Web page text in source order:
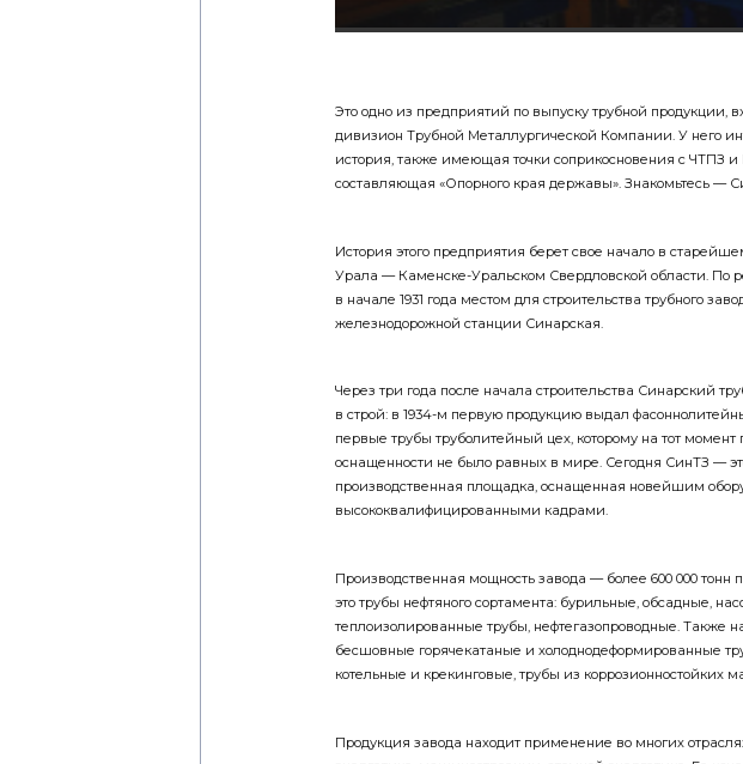
дивизион Трубной Металлургической Компании. У него
история, также имеющая точки соприкосновения с ЧТПЗ
составляющая «Опорного края державы». Знакомьтесь —
Урала — Каменске-Уральском Свердловской области. По
в начале 1931 года местом для строительства трубного
железнодорожной станции Синарская.
в строй: в 1934-м первую продукцию выдал
первые трубы труболитейный цех, которому на тот момент
оснащенности не было равных в мире. Сегодня СинТЗ —
производственная площадка, оснащенная новейшим
высококвалифицированными кадрами.
это трубы нефтяного сортамента: бурильные, обсадные,
теплоизолированные трубы, нефтегазопроводные. Также
бесшовные горячекатаные и холоднодеформированные
котельные и крекинговые, трубы из коррозионностойких
энергетике, машиностроении, атомной энергетике. Ее